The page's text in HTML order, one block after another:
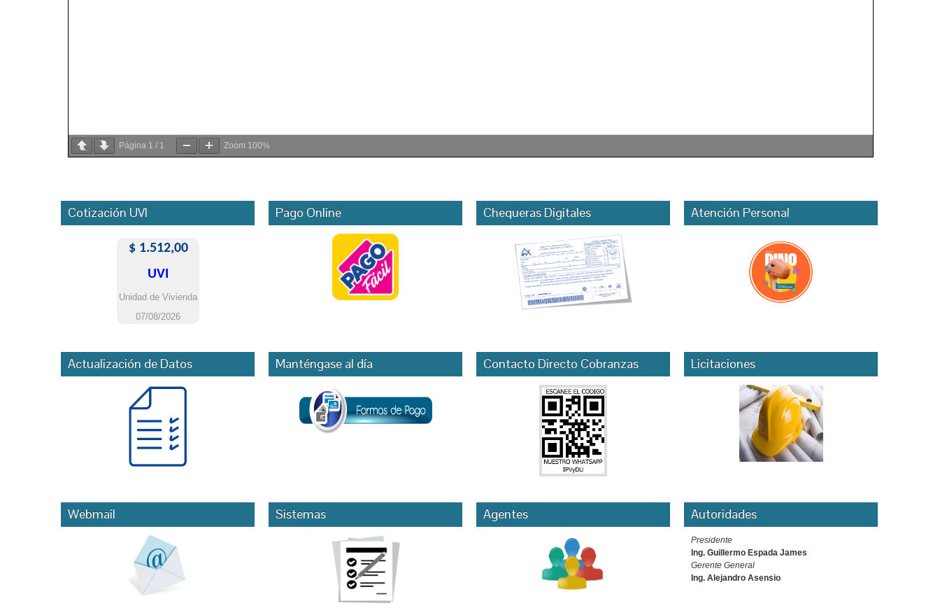
Página 1 / 1 Zoom 100%
Cotización UVI Pago Online Chequeras Digitales Atención Personal
Actualización de Datos Manténgase al día Contacto Directo Cobranzas Licitaciones
Webmail Sistemas Agentes Autoridades
Presidente
Ing. Guillermo Espada James
Gerente General
Ing. Alejandro Asensio